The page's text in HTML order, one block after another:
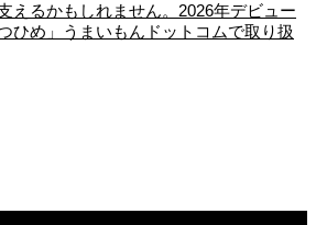
えるかもしれません。2026年デビュー
ひめ」うまいもんドットコムで取り扱